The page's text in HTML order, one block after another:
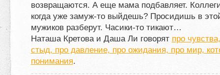
возвращаются. А еще мама подбавляет.
когда уже замуж-​то выйдешь? Просидишь в
мужиков разберут. Часики-​то тикают…
Наташа Кретова и Даша Ли говорят про
стыд, про давление, про ожидания, про мир,
понимания.